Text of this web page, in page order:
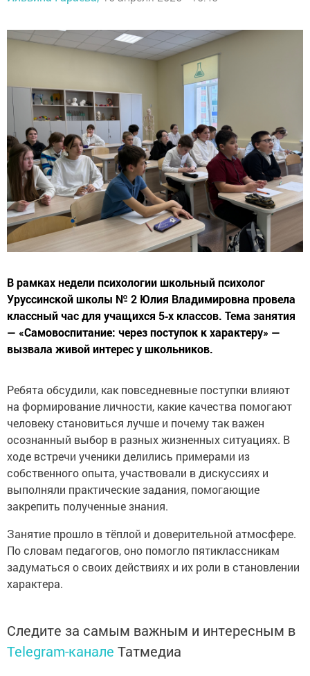
В рамках недели психологии школьный психолог
Уруссинской школы № 2 Юлия Владимировна провела
классный час для учащихся 5‑х классов. Тема занятия
— «Самовоспитание: через поступок к характеру» —
вызвала живой интерес у школьников.
Ребята обсудили, как повседневные поступки влияют
на формирование личности, какие качества помогают
человеку становиться лучше и почему так важен
осознанный выбор в разных жизненных ситуациях. В
ходе встречи ученики делились примерами из
собственного опыта, участвовали в дискуссиях и
выполняли практические задания, помогающие
закрепить полученные знания.
Занятие прошло в тёплой и доверительной атмосфере.
По словам педагогов, оно помогло пятиклассникам
задуматься о своих действиях и их роли в становлении
характера.
Следите за самым важным и интересным в
Telegram-канале Татмедиа